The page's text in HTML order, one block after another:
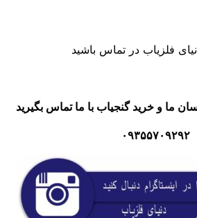
فلزیاب در تماس باشید
ما و خرید گنجیاب با ما تماس بگیرید
۰۹۳۵۵۷۰۹۲۹۲